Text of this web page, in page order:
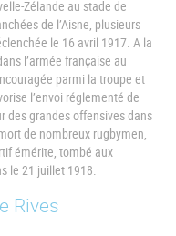
Zélande au stade de
de l’Aisne, plusieurs
le 16 avril 1917. A la
l’armée française au
parmi la troupe et
l’envoi réglementé de
des grandes offensives dans
de nombreux rugbymen,
émérite, tombé aux
le 21 juillet 1918.
Rives